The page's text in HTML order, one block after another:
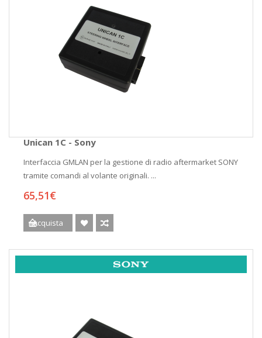
Unican 1C - Sony
Interfaccia GMLAN per la gestione di radio aftermarket SONY
tramite comandi al volante originali. ...
65,51€
Acquista